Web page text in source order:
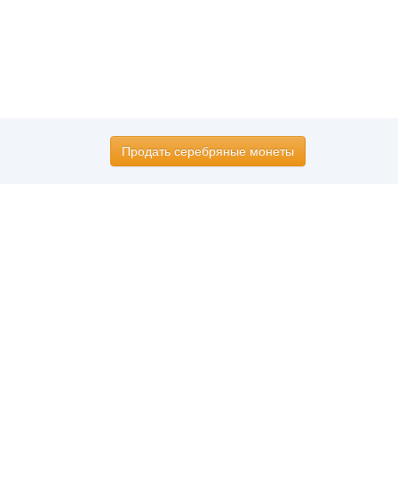
Продать серебряные монеты